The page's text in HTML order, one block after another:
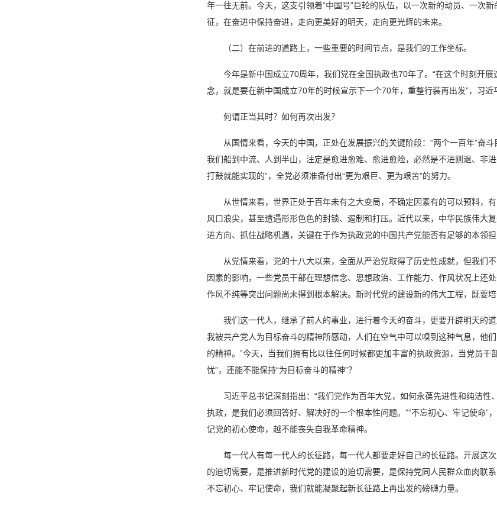
年一往无前。今天，这支引领着“中国号”巨轮的队伍，以一次新的动员、一次
征，在奋进中保持奋进，走向更美好的明天，走向更光辉的未来。
（二）在前进的道路上，一些重要的时间节点，是我们的工作坐标。
今年是新中国成立70周年，我们党在全国执政也70年了。“在这个时刻开
念，就是要在新中国成立70年的时候宣示下一个70年，重整行装再出发”，习近
何谓正当其时？如何再次出发？
从国情来看，今天的中国，正处在发展振兴的关键阶段：“两个一百年”奋
我们船到中流、人到半山，注定是愈进愈难、愈进愈险，必然是不进则退、非
打鼓就能实现的”，全党必须准备付出“更为艰巨、更为艰苦”的努力。
从世情来看，世界正处于百年未有之大变局，不确定因素有的可以预料，
风口浪尖，甚至遭遇形形色色的封锁、遏制和打压。近代以来，中华民族伟大
进方向、抓住战略机遇，关键在于作为执政党的中国共产党能否有足够的本领担
从党情来看，党的十八大以来，全面从严治党取得了历史性成就，但我们
因素的影响，一些党员干部在理想信念、思想政治、工作能力、作风状况上还
作风不纯等突出问题尚未得到根本解决。新时代党的建设新的伟大工程，既要
我们这一代人，继承了前人的事业，进行着今天的奋斗，更要开辟明天的
我被共产党人为目标奋斗的精神所感动，人们在空气中可以嗅到这种气息，他
的精神。”今天，当我们拥有比以往任何时候都更加丰富的执政资源，当党员
忧”，还能不能保持“为目标奋斗的精神”？
习近平总书记深刻指出：“我们党作为百年大党，如何永葆先进性和纯洁
执政，是我们必须回答好、解决好的一个根本性问题。”“不忘初心、牢记使命
记党的初心使命，越不能丧失自我革命精神。
每一代人有每一代人的长征路，每一代人都要走好自己的长征路。开展这
的迫切需要，是推进新时代党的建设的迫切需要，是保持党同人民群众血肉联
不忘初心、牢记使命，我们就能凝聚起新长征路上再出发的磅礴力量。